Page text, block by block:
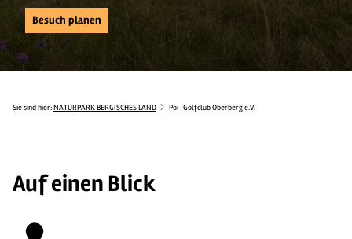
Besuch planen
Sie sind hier:NATURPARK BERGISCHES LAND Poi Golfclub Oberberg e.V.
Auf einen Blick